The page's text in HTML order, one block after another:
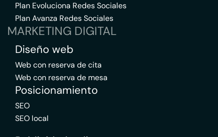
Plan Evoluciona Redes Sociales
Plan Avanza Redes Sociales
MARKETING DIGITAL
Diseño web
Web con reserva de cita
Web con reserva de mesa
Posicionamiento
SEO
SEO local